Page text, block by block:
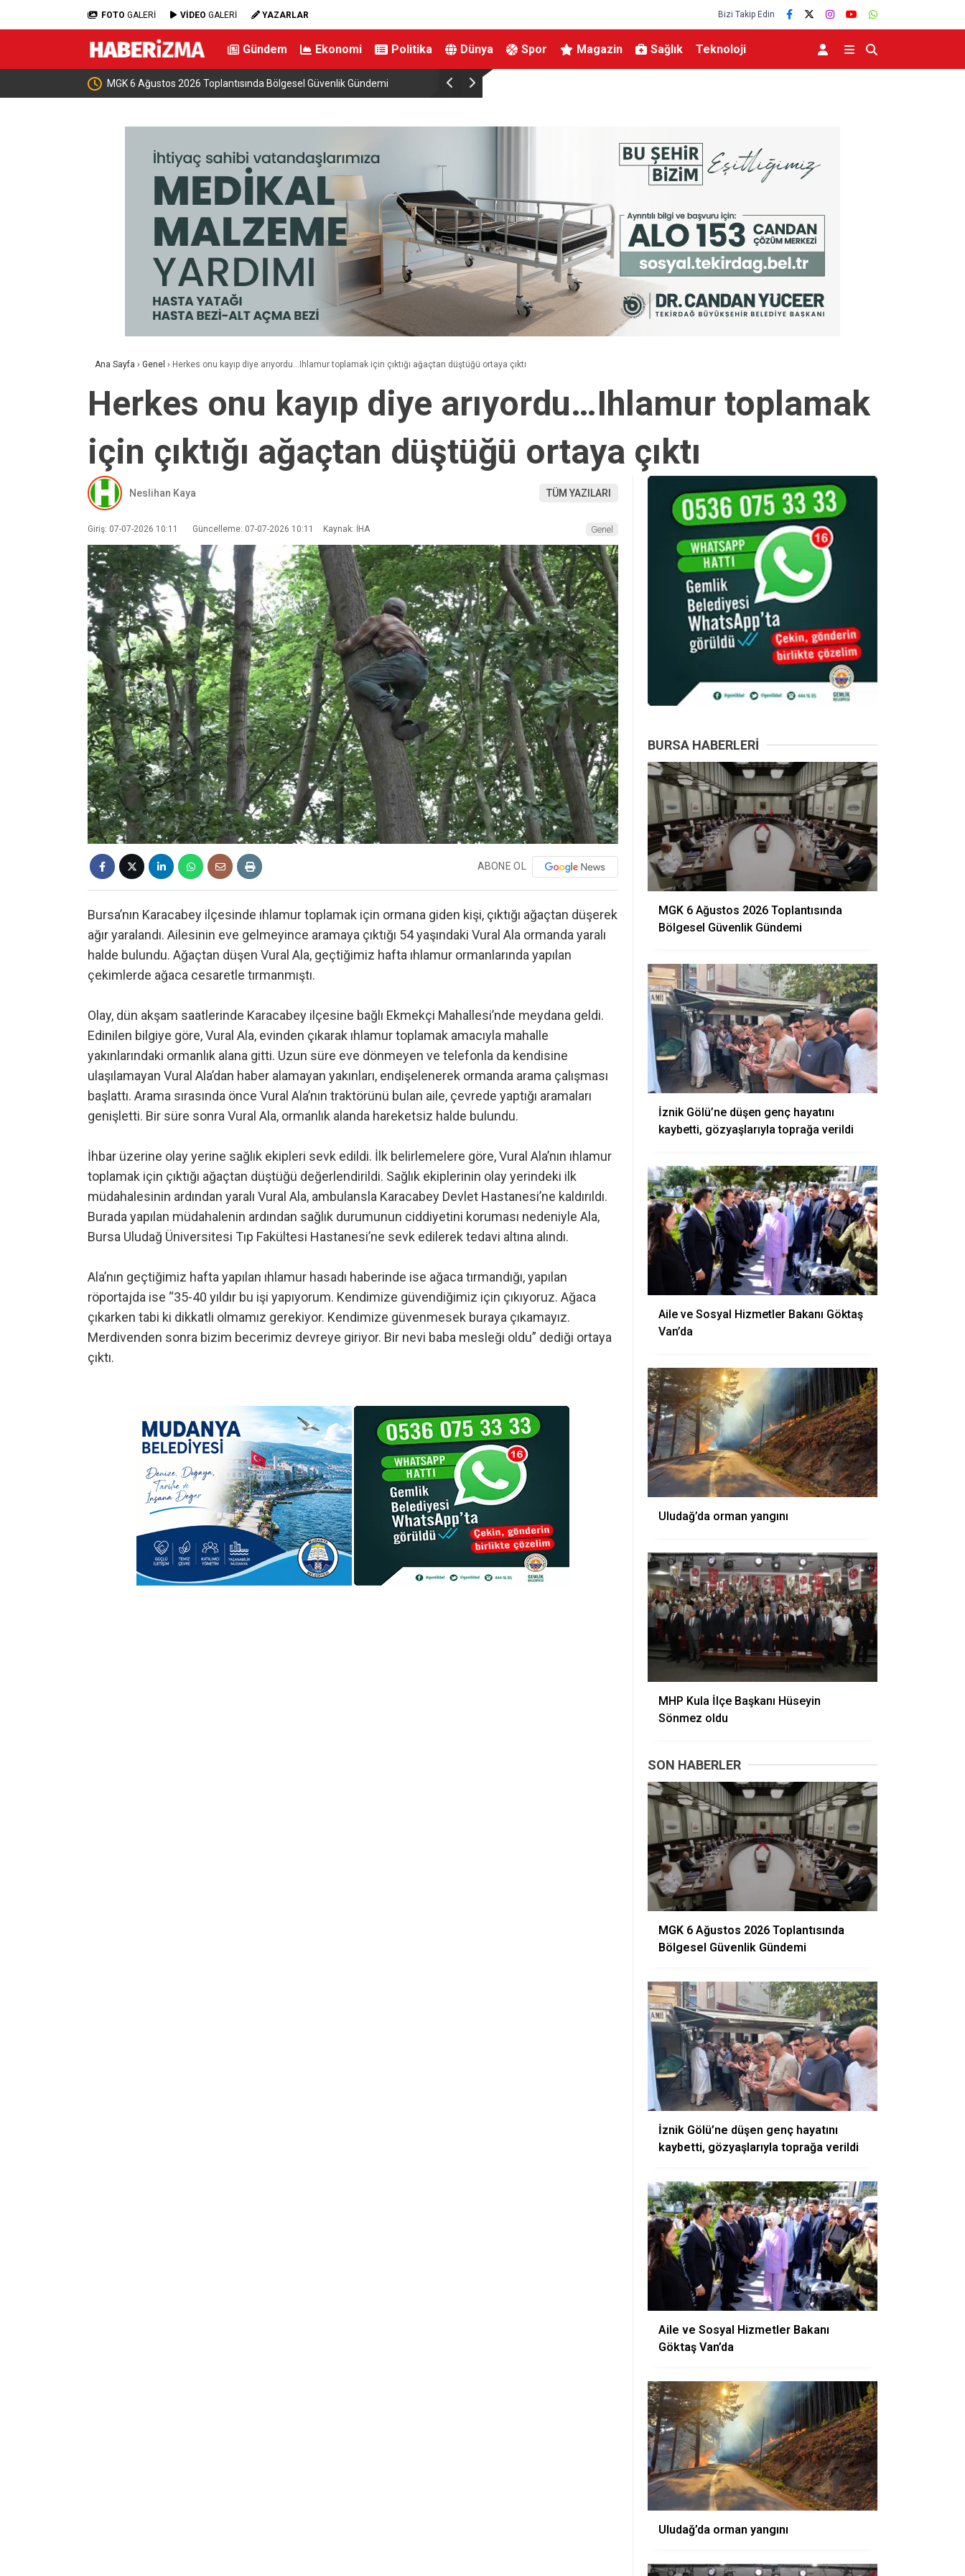
FOTO GALERİ VİDEO GALERİ YAZARLAR Bizi Takip Edin
Gündem Ekonomi Politika Dünya Spor Magazin Sağlık Teknoloji
MGK 6 Ağustos 2026 Toplantısında Bölgesel Güvenlik Gündemi İznik Gölü’ne düşen genç hayatını kaybetti, gözyaşlarıyla toprağa verildi
Ana Sayfa › Genel › Herkes onu kayıp diye arıyordu…Ihlamur toplamak için çıktığı ağaçtan düştüğü ortaya çıktı
Herkes onu kayıp diye arıyordu…Ihlamur toplamak
için çıktığı ağaçtan düştüğü ortaya çıktı
Neslihan Kaya TÜM YAZILARI
Giriş: 07-07-2026 10:11 Güncelleme: 07-07-2026 10:11 Kaynak: İHA Genel
ABONE OL
Bursa’nın Karacabey ilçesinde ıhlamur toplamak için ormana giden kişi, çıktığı ağaçtan düşerek
ağır yaralandı. Ailesinin eve gelmeyince aramaya çıktığı 54 yaşındaki Vural Ala ormanda yaralı
halde bulundu. Ağaçtan düşen Vural Ala, geçtiğimiz hafta ıhlamur ormanlarında yapılan
çekimlerde ağaca cesaretle tırmanmıştı.
Olay, dün akşam saatlerinde Karacabey ilçesine bağlı Ekmekçi Mahallesi’nde meydana geldi.
Edinilen bilgiye göre, Vural Ala, evinden çıkarak ıhlamur toplamak amacıyla mahalle
yakınlarındaki ormanlık alana gitti. Uzun süre eve dönmeyen ve telefonla da kendisine
ulaşılamayan Vural Ala’dan haber alamayan yakınları, endişelenerek ormanda arama çalışması
başlattı. Arama sırasında önce Vural Ala’nın traktörünü bulan aile, çevrede yaptığı aramaları
genişletti. Bir süre sonra Vural Ala, ormanlık alanda hareketsiz halde bulundu.
İhbar üzerine olay yerine sağlık ekipleri sevk edildi. İlk belirlemelere göre, Vural Ala’nın ıhlamur
toplamak için çıktığı ağaçtan düştüğü değerlendirildi. Sağlık ekiplerinin olay yerindeki ilk
müdahalesinin ardından yaralı Vural Ala, ambulansla Karacabey Devlet Hastanesi’ne kaldırıldı.
Burada yapılan müdahalenin ardından sağlık durumunun ciddiyetini koruması nedeniyle Ala,
Bursa Uludağ Üniversitesi Tıp Fakültesi Hastanesi’ne sevk edilerek tedavi altına alındı.
Ala’nın geçtiğimiz hafta yapılan ıhlamur hasadı haberinde ise ağaca tırmandığı, yapılan
röportajda ise “35-40 yıldır bu işi yapıyorum. Kendimize güvendiğimiz için çıkıyoruz. Ağaca
çıkarken tabi ki dikkatli olmamız gerekiyor. Kendimize güvenmesek buraya çıkamayız.
Merdivenden sonra bizim becerimiz devreye giriyor. Bir nevi baba mesleği oldu” dediği ortaya
çıktı.
BURSA HABERLERI
MGK 6 Ağustos 2026 Toplantısında
Bölgesel Güvenlik Gündemi
İznik Gölü’ne düşen genç hayatını
kaybetti, gözyaşlarıyla toprağa verildi
Aile ve Sosyal Hizmetler Bakanı Göktaş
Van’da
Uludağ’da orman yangını
MHP Kula İlçe Başkanı Hüseyin
Sönmez oldu
SON HABERLER
MGK 6 Ağustos 2026 Toplantısında
Bölgesel Güvenlik Gündemi
İznik Gölü’ne düşen genç hayatını
kaybetti, gözyaşlarıyla toprağa verildi
Aile ve Sosyal Hizmetler Bakanı
Göktaş Van’da
Uludağ’da orman yangını